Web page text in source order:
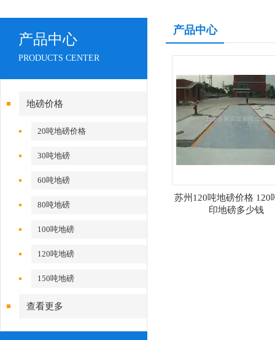
产品中心
PRODUCTS CENTER
地磅价格
20吨地磅价格
30吨地磅
60吨地磅
80吨地磅
100吨地磅
120吨地磅
150吨地磅
查看更多
产品中心
苏州120吨地磅价格 120
印地磅多少钱